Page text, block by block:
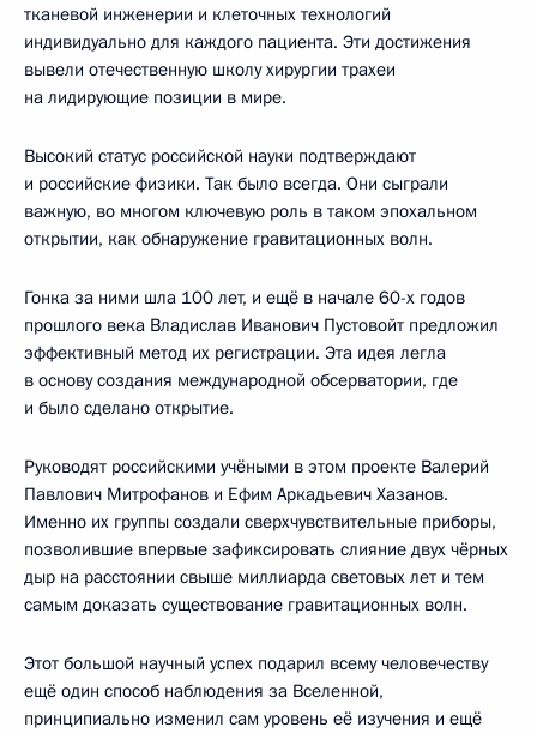
тканевой инженерии и клеточных технологий
индивидуально для каждого пациента. Эти достижения
вывели отечественную школу хирургии трахеи
на лидирующие позиции в мире.
Высокий статус российской науки подтверждают
и российские физики. Так было всегда. Они сыграли
важную, во многом ключевую роль в таком эпохальном
открытии, как обнаружение гравитационных волн.
Гонка за ними шла 100 лет, и ещё в начале 60-х годов
прошлого века Владислав Иванович Пустовойт предложил
эффективный метод их регистрации. Эта идея легла
в основу создания международной обсерватории, где
и было сделано открытие.
Руководят российскими учёными в этом проекте Валерий
Павлович Митрофанов и Ефим Аркадьевич Хазанов.
Именно их группы создали сверхчувствительные приборы,
позволившие впервые зафиксировать слияние двух чёрных
дыр на расстоянии свыше миллиарда световых лет и тем
самым доказать существование гравитационных волн.
Этот большой научный успех подарил всему человечеству
ещё один способ наблюдения за Вселенной,
принципиально изменил сам уровень её изучения и ещё